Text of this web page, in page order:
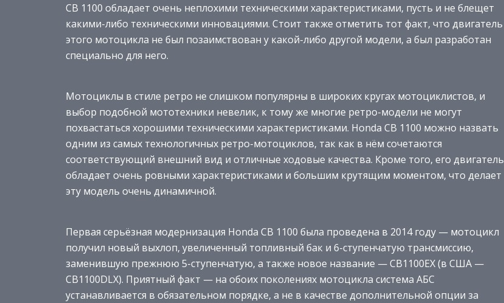
CB 1100 обладает очень неплохими техническими характеристиками, пусть и не блещет
какими-либо техническими инновациями. Стоит также отметить тот факт, что двигатель
этого мотоцикла не был позаимствован у какой-либо другой модели, а был разработан
специально для него.
Мотоциклы в стиле ретро не слишком популярны в широких кругах мотоциклистов, и
выбор подобной мототехники невелик, к тому же многие ретро-модели не могут
похвастаться хорошими техническими характеристиками. Honda CB 1100 можно назвать
одним из самых технологичных ретро-мотоциклов, так как в нём сочетаются
соответствующий внешний вид и отличные ходовые качества. Кроме того, его двигатель
обладает очень ровными характеристиками и большим крутящим моментом, что делает
эту модель очень динамичной.
Первая серьёзная модернизация Honda CB 1100 была проведена в 2014 году — мотоцикл
получил новый выхлоп, увеличенный топливный бак и 6-ступенчатую трансмиссию,
заменившую прежнюю 5-ступенчатую, а также новое название — CB1100EX (в США —
CB1100DLX). Приятный факт — на обоих поколениях мотоцикла система АБС
устанавливается в обязательном порядке, а не в качестве дополнительной опции за